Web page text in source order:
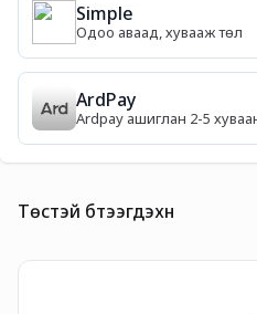
Simple
Одоо аваад, хувааж төл
ArdPay
Ardpay ашиглан 2-5
Төстэй бүтээгдэхүүн